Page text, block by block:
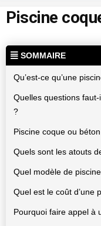
Piscine
SOMMAIRE
Qu’est-ce qu’une
Quelles questions
?
Piscine coque ou
Quels sont les atouts
Quel modèle de
Quel est le coût d’une
Pourquoi faire appel à